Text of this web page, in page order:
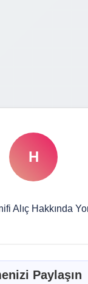
H
Alıç Hakkında
Paylaşın